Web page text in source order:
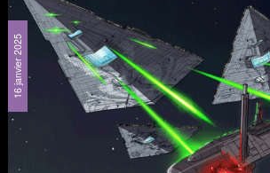
16 janvier 2025